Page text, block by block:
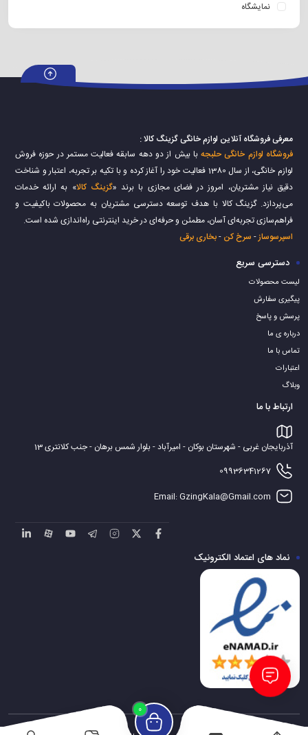
نمایشگاه
0
معرفی فروشگاه آنلاین لوازم خانگی گزینگ کالا :
فروشگاه لوازم خانگی حلبجهبا بیش از دو دهه سابقه فعالیت مستمر در حوزه فروش
لوازم خانگی، از سال 1380 فعالیت خود را آغاز کرده و با تکیه بر تجربه، اعتبار و شناخت
دقیق نیاز مشتریان، امروز در فضای مجازی با برند «گزینگ کالا» به ارائه خدمات
می‌پردازد. گزینگ کالا با هدف توسعه دسترسی مشتریان به محصولات باکیفیت و
فراهم‌سازی تجربه‌ای آسان، مطمئن و حرفه‌ای در خرید اینترنتی راه‌اندازی شده است.
اسپرسوساز- سرخ کن -بخاری برقی
دسترسی سریع
لیست محصولات
پیگیری سفارش
پرسش و پاسخ
درباره ی ما
تماس با ما
اعتبارات
وبلاگ
ارتباط با ما
آذربایجان غربی - شهرستان بوکان - امیرآباد - بلوار شمس برهان - جنب کلانتری 13
09936341267
Email: GzingKala@Gmail.com
نماد های اعتماد الکترونیک